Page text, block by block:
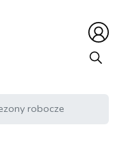
robocze